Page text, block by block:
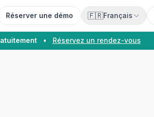
Réserver une démo 🇫🇷Français
• Réservez un rendez-vous